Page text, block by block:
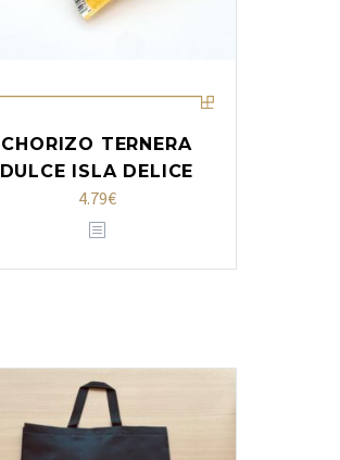
CHORIZO TERNERA
DULCE ISLA DELICE
4.79€